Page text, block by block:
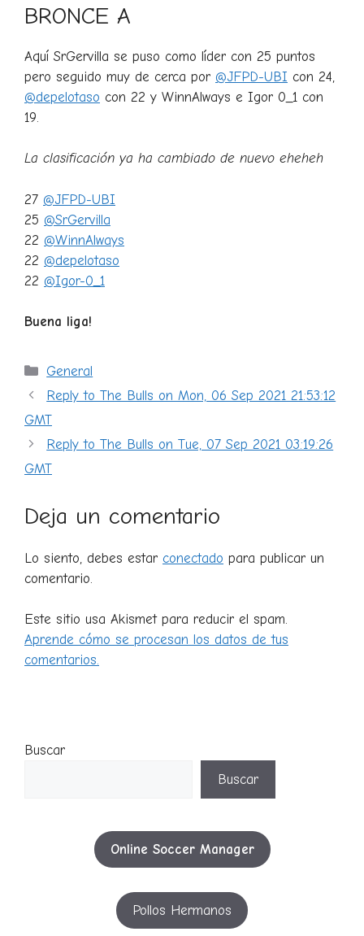
BRONCE A
Aquí SrGervilla se puso como líder con 25 puntos
pero seguido muy de cerca por @JFPD-UBI con 24,
@depelotaso con 22 y WinnAlways e Igor 0_1 con
19.
La clasificación ya ha cambiado de nuevo eheheh
27 @JFPD-UBI
25 @SrGervilla
22 @WinnAlways
22 @depelotaso
22 @Igor-0_1
Buena liga!
Categorías
General
Reply to The Bulls on Mon, 06 Sep 2021 21:53:12
GMT
Reply to The Bulls on Tue, 07 Sep 2021 03:19:26
GMT
Deja un comentario
Lo siento, debes estar conectado para publicar un
comentario.
Este sitio usa Akismet para reducir el spam.
Aprende cómo se procesan los datos de tus
comentarios.
Buscar
Buscar
Online Soccer Manager
Pollos Hermanos